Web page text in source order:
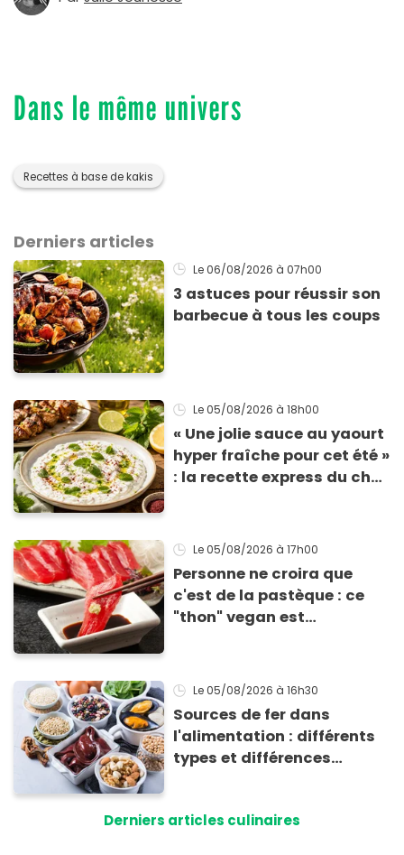
Dans le même univers
Recettes à base de kakis
Derniers articles
Le 06/08/2026 à 07h00
3 astuces pour réussir son
barbecue à tous les coups
Le 05/08/2026 à 18h00
« Une jolie sauce au yaourt
hyper fraîche pour cet été »
: la recette express du chef
grillades
Le 05/08/2026 à 17h00
Personne ne croira que
c'est de la pastèque : ce
"thon" vegan est
Le 05/08/2026 à 16h30
Sources de fer dans
l'alimentation : différents
types et différences
Derniers articles culinaires